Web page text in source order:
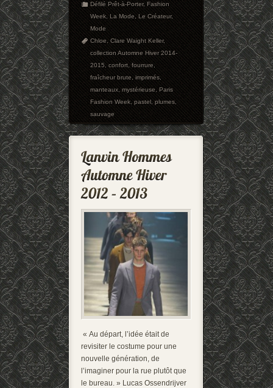
Défilé Prêt-à-Porter,Fashion
Week,La Mode,Le Créateur,
Mode
Chloe,Clare Waight Keller,
collection Automne Hiver 2014-
2015,confort,fourrure,
fraîcheur brute,imprimés,
manteaux,mystérieuse,Paris
Fashion Week,pastel,plumes,
sauvage
« Au départ, l’idée était de
revisiter le costume pour une
nouvelle génération, de
l’imaginer pour la rue plutôt que
le bureau. » Lucas Ossendrijver